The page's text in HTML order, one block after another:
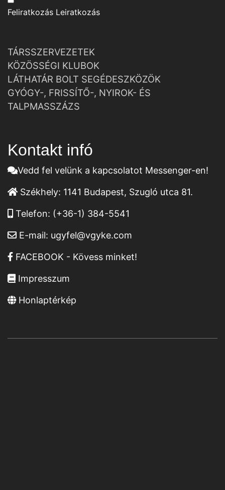
Feliratkozás Leiratkozás
TÁRSSZERVEZETEK
KÖZÖSSÉGI KLUBOK
LÁTHATÁR BOLT SEGÉDESZKÖZÖK
GYÓGY-, FRISSÍTŐ-, NYIROK- ÉS
TALPMASSZÁZS
Kontakt infó
Vedd fel velünk a kapcsolatot Messenger-en!
Székhely: 1141 Budapest, Szugló utca 81.
Telefon: (+36-1) 384-5541
E-mail: ugyfel@vgyke.com
FACEBOOK - Kövess minket!
Impresszum
Honlaptérkép